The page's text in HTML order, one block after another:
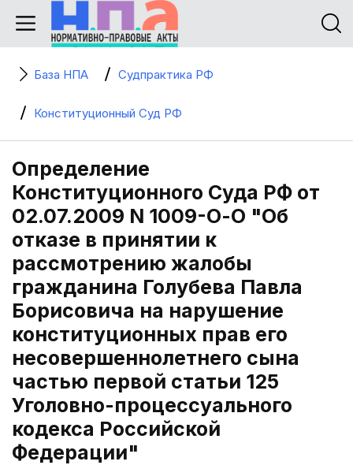
База НПА Судпрактика РФ
Конституционный Суд РФ
Определение
Конституционного Суда РФ от
02.07.2009 N 1009-О-О "Об
отказе в принятии к
рассмотрению жалобы
гражданина Голубева Павла
Борисовича на нарушение
конституционных прав его
несовершеннолетнего сына
частью первой статьи 125
Уголовно-процессуального
кодекса Российской
Федерации"